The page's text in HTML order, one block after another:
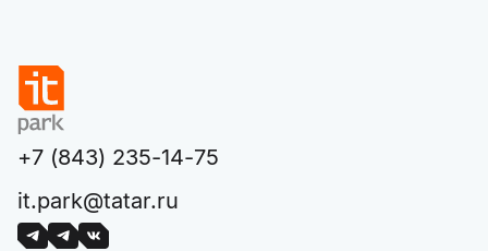
+7 (843) 235-14-75
it.park@tatar.ru